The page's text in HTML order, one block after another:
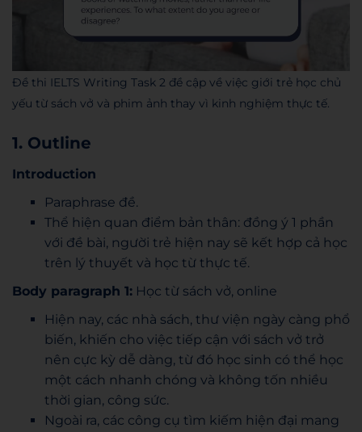
Đề thi IELTS Writing Task 2 đề cập về việc giới trẻ học chủ
yếu từ sách vở và phim ảnh thay vì kinh nghiệm thực tế.
1. Outline
Introduction
Paraphrase đề.
Thể hiện quan điểm bản thân: đồng ý 1 phần
với đề bài, người trẻ hiện nay sẽ kết hợp cả học
trên lý thuyết và học từ thực tế.
Body paragraph 1: Học từ sách vở, online
Hiện nay, các nhà sách, thư viện ngày càng phổ
biến, khiến cho việc tiếp cận với sách vở trở
nên cực kỳ dễ dàng, từ đó học sinh có thể học
một cách nhanh chóng và không tốn nhiều
thời gian, công sức.
Ngoài ra, các công cụ tìm kiếm hiện đại mang